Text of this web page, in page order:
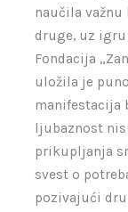
naučila
druge, uz igru
Fondacija
uložila je
manifestacija
ljubaznost
prikupljanja
svest o
pozivajući